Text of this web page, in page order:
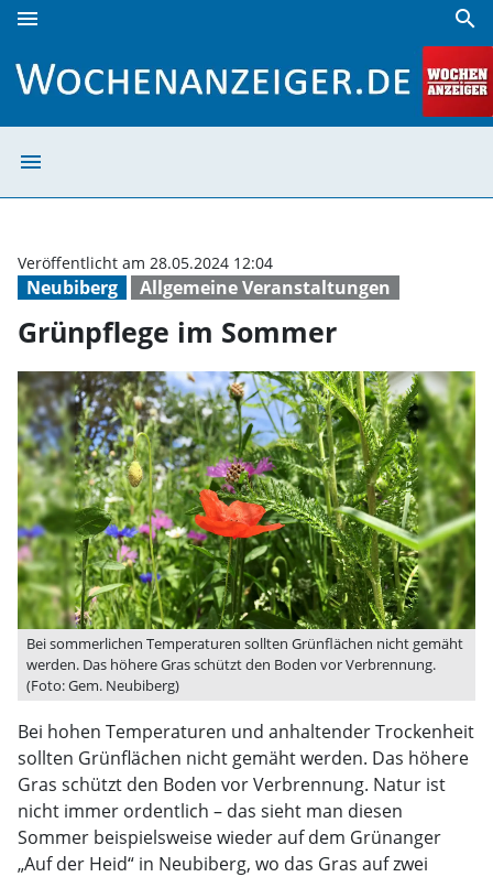
menu search
menu
Neubiberg Allgemeine Veranstaltungen
Veröffentlicht am 28.05.2024 12:04
Grünpflege im Sommer
Bei sommerlichen Temperaturen sollten Grünflächen nicht gemäht
werden. Das höhere Gras schützt den Boden vor Verbrennung.
(Foto: Gem. Neubiberg)
Bei hohen Temperaturen und anhaltender Trockenheit
sollten Grünflächen nicht gemäht werden. Das höhere
Gras schützt den Boden vor Verbrennung. Natur ist
nicht immer ordentlich – das sieht man diesen
Sommer beispielsweise wieder auf dem Grünanger
„Auf der Heid“ in Neubiberg, wo das Gras auf zwei